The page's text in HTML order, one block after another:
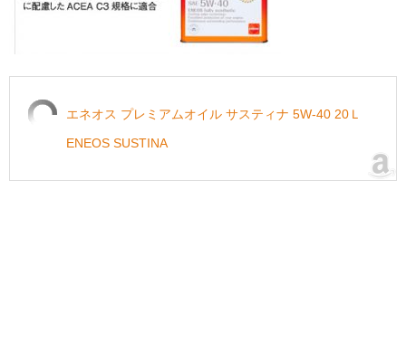
エネオス プレミアムオイル サスティナ 5W-40 20Ｌ
ENEOS SUSTINA